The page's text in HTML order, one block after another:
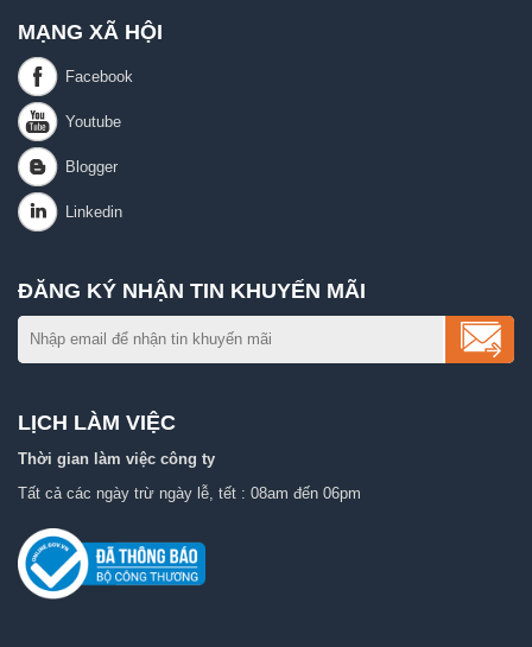
MẠNG XÃ HỘI
ĐĂNG KÝ NHẬN TIN KHUYẾN MÃI
LỊCH LÀM VIỆC
Thời gian làm việc công ty
Tất cả các ngày trừ ngày lễ, tết : 08am đến 06pm